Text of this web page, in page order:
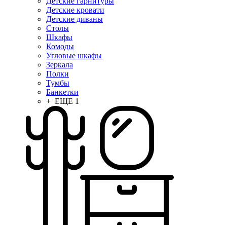
Детские кровати
Детские диваны
Столы
Шкафы
Комоды
Угловые шкафы
Зеркала
Полки
Тумбы
Банкетки
+ ЕЩЕ 1